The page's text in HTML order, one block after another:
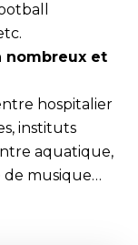
nombreux et
hospitalier
instituts
aquatique,
de musique…